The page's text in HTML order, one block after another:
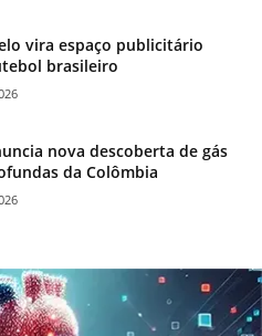
vira espaço publicitário
brasileiro
nova descoberta de gás
da Colômbia